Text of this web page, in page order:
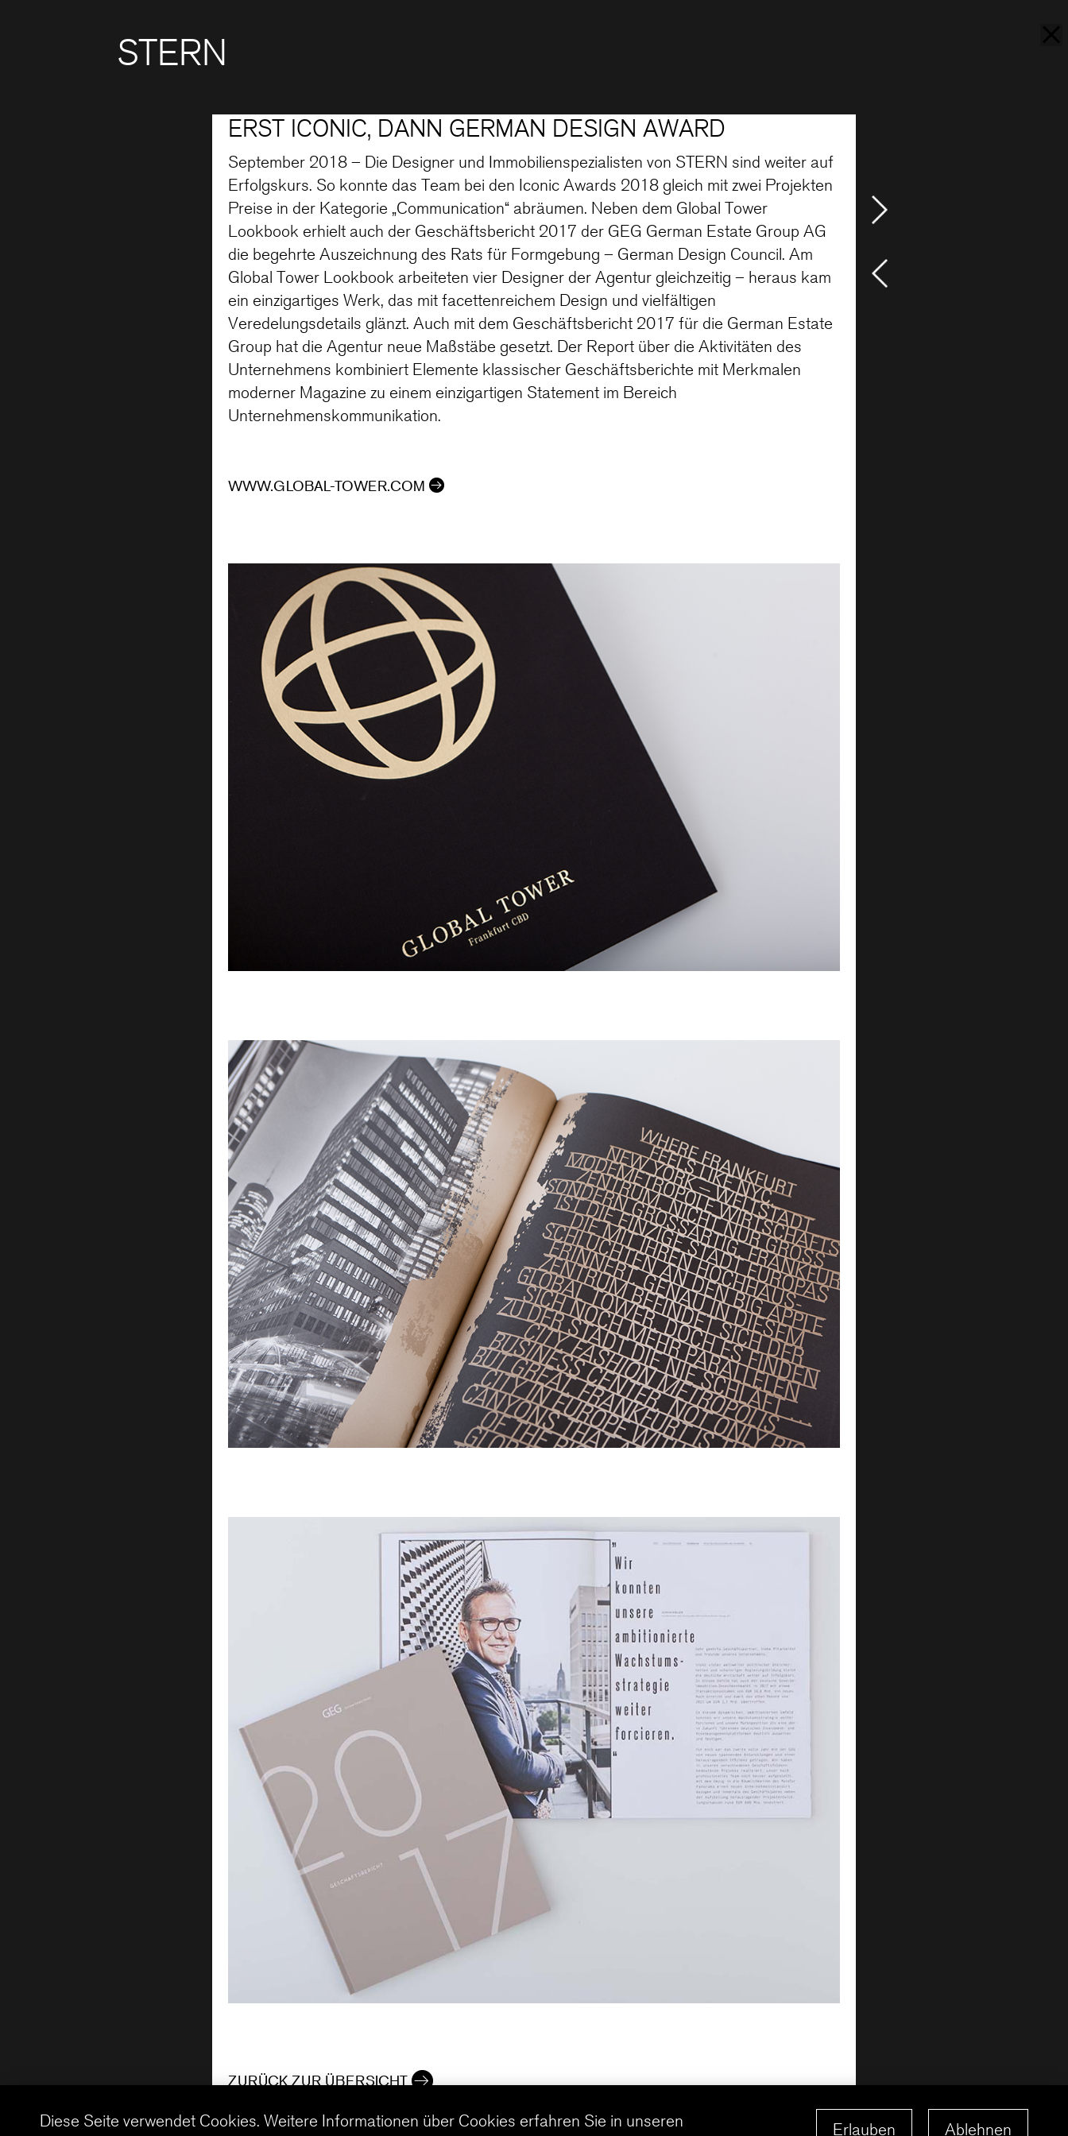
STERN
ERST ICONIC, DANN GERMAN DESIGN AWARD
September 2018 – Die Designer und Immobilienspezialisten von STERN sind weiter auf
Erfolgskurs. So konnte das Team bei den Iconic Awards 2018 gleich mit zwei Projekten
Preise in der Kategorie „Communication“ abräumen. Neben dem Global Tower
Lookbook erhielt auch der Geschäftsbericht 2017 der GEG German Estate Group AG
die begehrte Auszeichnung des Rats für Formgebung – German Design Council. Am
Global Tower Lookbook arbeiteten vier Designer der Agentur gleichzeitig – heraus kam
ein einzigartiges Werk, das mit facettenreichem Design und vielfältigen
Veredelungsdetails glänzt. Auch mit dem Geschäftsbericht 2017 für die German Estate
Group hat die Agentur neue Maßstäbe gesetzt. Der Report über die Aktivitäten des
Unternehmens kombiniert Elemente klassischer Geschäftsberichte mit Merkmalen
moderner Magazine zu einem einzigartigen Statement im Bereich
Unternehmenskommunikation.
WWW.GLOBAL-TOWER.COM
ZURÜCK ZUR ÜBERSICHT
Erlauben Ablehnen
Diese Seite verwendet Cookies. Weitere Informationen über Cookies erfahren Sie in unseren